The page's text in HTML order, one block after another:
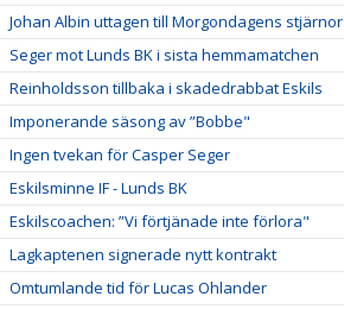
Johan Albin uttagen till Morgondagens stjärnor
Seger mot Lunds BK i sista hemmamatchen
Reinholdsson tillbaka i skadedrabbat Eskils
Imponerande säsong av ”Bobbe"
Ingen tvekan för Casper Seger
Eskilsminne IF - Lunds BK
Eskilscoachen: ”Vi förtjänade inte förlora"
Lagkaptenen signerade nytt kontrakt
Omtumlande tid för Lucas Ohlander